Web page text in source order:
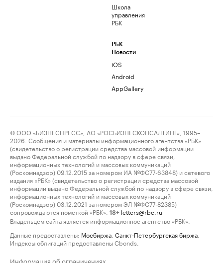
Школа
управления
РБК
РБК
Новости
iOS
Android
AppGallery
© ООО «БИЗНЕСПРЕСС», АО «РОСБИЗНЕСКОНСАЛТИНГ», 1995–
2026. Сообщения и материалы информационного агентства «РБК»
(свидетельство о регистрации средства массовой информации
выдано Федеральной службой по надзору в сфере связи,
информационных технологий и массовых коммуникаций
(Роскомнадзор) 09.12.2015 за номером ИА №ФС77-63848) и сетевого
издания «РБК» (свидетельство о регистрации средства массовой
информации выдано Федеральной службой по надзору в сфере связи,
информационных технологий и массовых коммуникаций
(Роскомнадзор) 03.12.2021 за номером ЭЛ №ФС77-82385)
сопровождаются пометкой «РБК».
18+ letters@rbc.ru
Владельцем сайта является информационное агентство «РБК».
Данные предоставлены: Мосбиржа Санкт-Петербургская биржа
Индексы облигаций предоставлены Cbonds.
Информация об ограничениях